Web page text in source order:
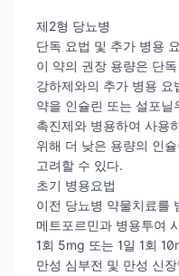
제2형 당뇨병
단독 요법 및 추가 병용
이 약의 권장 용량은 단
강하제와의 추가 병용 요
약을 인슐린 또는 설포닐
촉진제와 병용하여 사용
위해 더 낮은 용량의 인
고려할 수 있다.
초기 병용요법
이전 당뇨병 약물치료를
메트포르민과 병용투여
1회 5mg 또는 1일 1회
만성 심부전 및 만성 신장